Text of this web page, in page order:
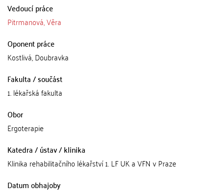
Vedoucí práce
Pitrmanová, Věra
Oponent práce
Kostlivá, Doubravka
Fakulta / součást
1. lékařská fakulta
Obor
Ergoterapie
Katedra / ústav / klinika
Klinika rehabilitačního lékařství 1. LF UK a VFN v Praze
Datum obhajoby